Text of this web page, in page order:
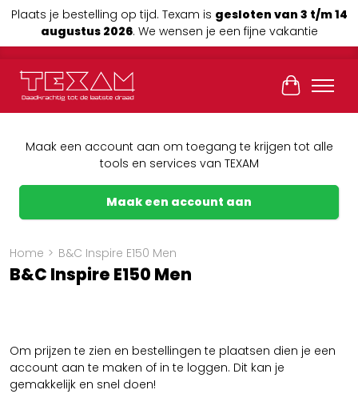
Plaats je bestelling op tijd. Texam is gesloten van 3 t/m 14
augustus 2026. We wensen je een fijne vakantie
Maak een account aan om toegang te krijgen tot alle
tools en services van TEXAM
Maak een account aan
Home > B&C Inspire E150 Men
B&C Inspire E150 Men
Om prijzen te zien en bestellingen te plaatsen dien je een
account aan te maken of in te loggen. Dit kan je
gemakkelijk en snel doen!